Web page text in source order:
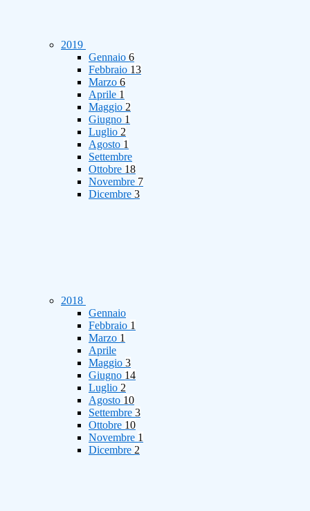
2019
Gennaio 6
Febbraio 13
Marzo 6
Aprile 1
Maggio 2
Giugno 1
Luglio 2
Agosto 1
Settembre
Ottobre 18
Novembre 7
Dicembre 3
2018
Gennaio
Febbraio 1
Marzo 1
Aprile
Maggio 3
Giugno 14
Luglio 2
Agosto 10
Settembre 3
Ottobre 10
Novembre 1
Dicembre 2